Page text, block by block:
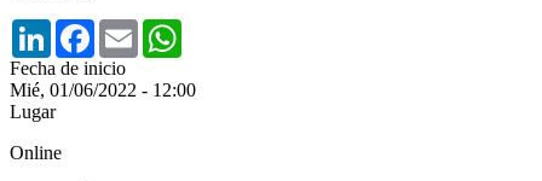
LinkedInFacebook
Email
Fecha de inicio
Mié, 01/06/2022 - 12:00
Lugar
Online